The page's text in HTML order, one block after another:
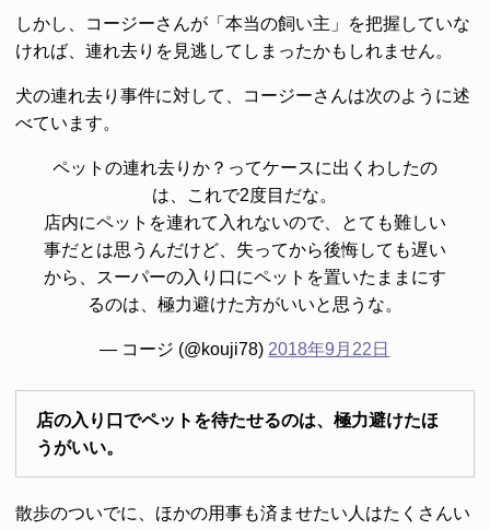
しかし、コージーさんが「本当の飼い主」を把握していな
ければ、連れ去りを見逃してしまったかもしれません。
犬の連れ去り事件に対して、コージーさんは次のように述
べています。
ペットの連れ去りか？ってケースに出くわしたの
は、これで2度目だな。
店内にペットを連れて入れないので、とても難しい
事だとは思うんだけど、失ってから後悔しても遅い
から、スーパーの入り口にペットを置いたままにす
るのは、極力避けた方がいいと思うな。
— コージ (@kouji78) 2018年9月22日
店の入り口でペットを待たせるのは、極力避けたほ
うがいい。
散歩のついでに、ほかの用事も済ませたい人はたくさんい